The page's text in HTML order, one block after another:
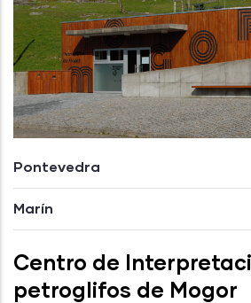
Pontevedra
Marín
Centro de
petroglifos de Mogor